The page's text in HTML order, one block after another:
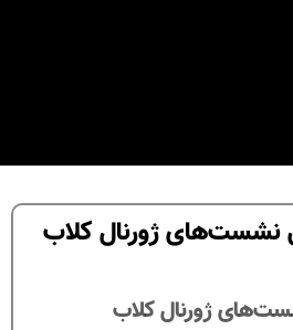
نشست‌های ژورنال کلاب
ژورنال کلاب